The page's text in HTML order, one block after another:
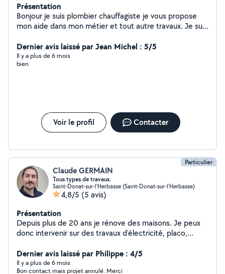
Présentation
Bonjour je suis plombier chauffagiste je vous propose
mon aide dans mon métier et tout autre travaux. Je suis
Dernier avis laissé par Jean Michel : 5/5
Il y a plus de 6 mois
bien
Voir le profil Contacter
Particulier
Claude GERMAIN
Tous types de travaux.
Saint-Donat-sur-l'Herbasse (Saint-Donat-sur-l'Herbasse)
4,8/5 (5 avis)
Présentation
Depuis plus de 20 ans je rénove des maisons. Je peux
donc intervenir sur des travaux d'électricité, placo,
peux monter les meubles, portes coulissantes, placards,
etc.... Enfin, je fais aussitôt l'entretien des espaces verts
Dernier avis laissé par Philippe : 4/5
Il y a plus de 6 mois
Bon contact mais projet annulé. Merci